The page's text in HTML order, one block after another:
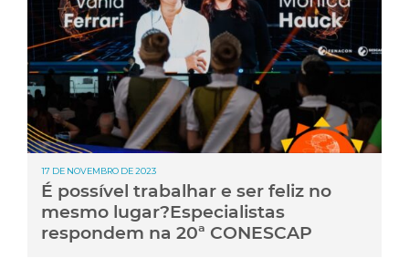
17 DE NOVEMBRO DE 2023
É possível trabalhar e ser feliz no
mesmo lugar?Especialistas
respondem na 20ª CONESCAP